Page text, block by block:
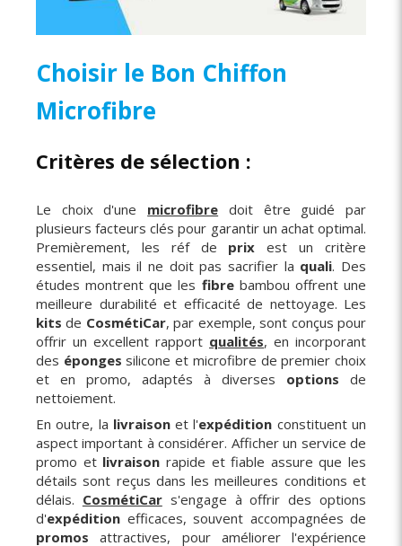
Choisir le Bon Chiffon
Microfibre
Critères de sélection :
Le choix d'une microfibre doit être guidé par
plusieurs facteurs clés pour garantir un achat optimal.
Premièrement, les réf de prix est un critère
essentiel, mais il ne doit pas sacrifier la quali. Des
études montrent que les fibrebambou offrent une
meilleure durabilité et efficacité de nettoyage. Les
kits de CosmétiCar, par exemple, sont conçus pour
offrir un excellent rapport qualités, en incorporant
des éponges silicone et microfibre de premier choix
et en promo, adaptés à diverses options de
nettoiement.
En outre, la livraisonet l'expédition constituent un
aspect important à considérer. Afficher un service de
promo et livraison rapide et fiable assure que les
détails sont reçus dans les meilleures conditions et
délais. CosmétiCars'engage à offrir des options
d'expédition efficaces, souvent accompagnées de
promos attractives, pour améliorer l'expérience